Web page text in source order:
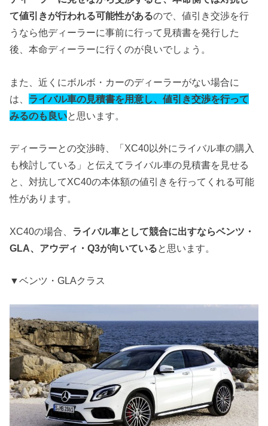
て値引きが行われる可能性があるので、値引き交渉を行
うなら他ディーラーに事前に行って見積書を発行した
後、本命ディーラーに行くのが良いでしょう。
また、近くにボルボ・カーのディーラーがない場合に
は、 ライバル車の見積書を用意し、値引き交渉を行って
みるのも良いと思います。
ディーラーとの交渉時、「XC40以外にライバル車の購入
も検討している」と伝えてライバル車の見積書を見せる
と、対抗してXC40の本体額の値引きを行ってくれる可能
性があります。
XC40の場合、 ライバル車として競合に出すならベンツ・
GLA、アウディ・Q3が向いている と思います。
▼ベンツ・GLAクラス